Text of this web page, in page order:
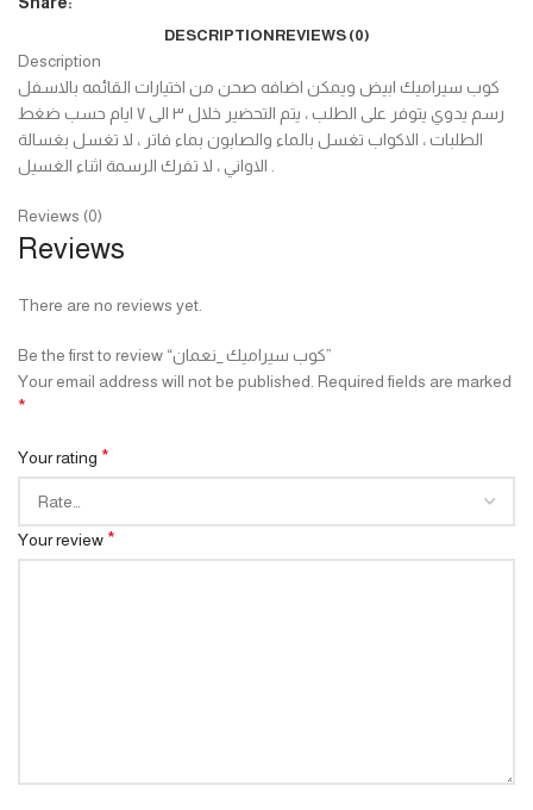
DESCRIPTIONREVIEWS (0)
Description
كوب سيراميك ابيض ويمكن اضافه صحن من اختيارات القائمه بالاسفل
رسم يدوي يتوفر على الطلب ، يتم التحضير خلال ٣ الى ٧ ايام حسب ضغط
الطلبات ، الاكواب تغسل بالماء والصابون بماء فاتر ، لا تغسل بغسالة
الاواني ، لا تفرك الرسمة اثناء الغسيل .
Reviews (0)
Reviews
There are no reviews yet.
Be the first to review “كوب سيراميك _نعمان”
Your email address will not be published. Required fields are marked
*
Your rating *
Your review *